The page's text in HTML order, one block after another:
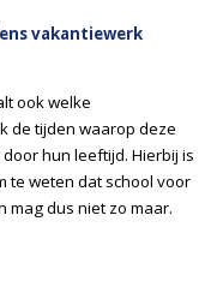
vakantiewerk
ook welke
de tijden waarop deze
hun leeftijd. Hierbij is
te weten dat school voor
mag dus niet zo maar.